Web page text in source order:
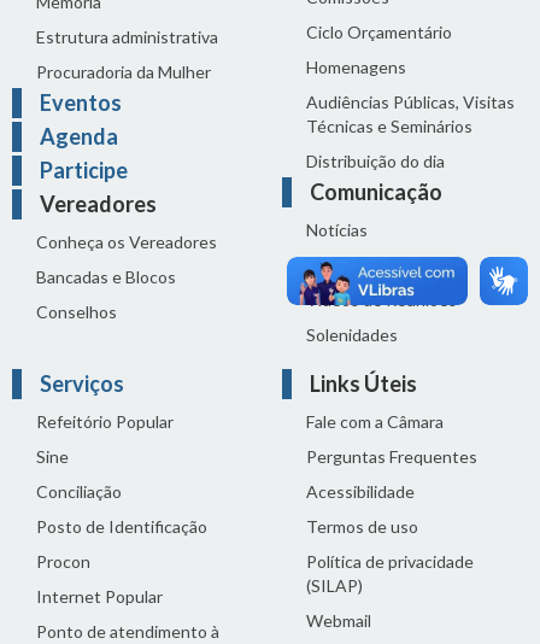
Estrutura administrativa
Procuradoria da Mulher
Eventos
Agenda
Participe
Vereadores
Conheça os Vereadores
Bancadas e Blocos
Conselhos
Ciclo Orçamentário
Homenagens
Audiências Públicas, Visitas
Técnicas e Seminários
Distribuição do dia
Comunicação
Notícias
Sala de Imprensa
Vídeos de Reuniões
Solenidades
Serviços
Refeitório Popular
Sine
Conciliação
Posto de Identificação
Procon
Internet Popular
Ponto de atendimento à
Links Úteis
Fale com a Câmara
Perguntas Frequentes
Acessibilidade
Termos de uso
Política de privacidade
(SILAP)
Webmail